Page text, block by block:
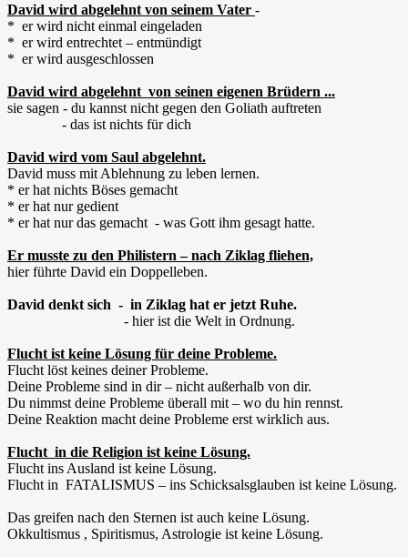
David wird abgelehnt von seinem Vater -
* er wird nicht einmal eingeladen
* er wird entrechtet – entmündigt
* er wird ausgeschlossen
David wird abgelehnt von seinen eigenen Brüdern ...
sie sagen - du kannst nicht gegen den Goliath auftreten
- das ist nichts für dich
David wird vom Saul abgelehnt.
David muss mit Ablehnung zu leben lernen.
* er hat nichts Böses gemacht
* er hat nur gedient
* er hat nur das gemacht - was Gott ihm gesagt hatte.
Er musste zu den Philistern – nach Ziklag fliehen,
hier führte David ein Doppelleben.
David denkt sich - in Ziklag hat er jetzt Ruhe.
- hier ist die Welt in Ordnung.
Flucht ist keine Lösung für deine Probleme.
Flucht löst keines deiner Probleme.
Deine Probleme sind in dir – nicht außerhalb von dir.
Du nimmst deine Probleme überall mit – wo du hin rennst.
Deine Reaktion macht deine Probleme erst wirklich aus.
Flucht in die Religion ist keine Lösung.
Flucht ins Ausland ist keine Lösung.
Flucht in FATALISMUS – ins Schicksalsglauben ist keine Lösung.
Das greifen nach den Sternen ist auch keine Lösung.
Okkultismus , Spiritismus, Astrologie ist keine Lösung.